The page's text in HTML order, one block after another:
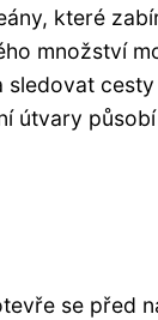
které
množství
útvary
se před